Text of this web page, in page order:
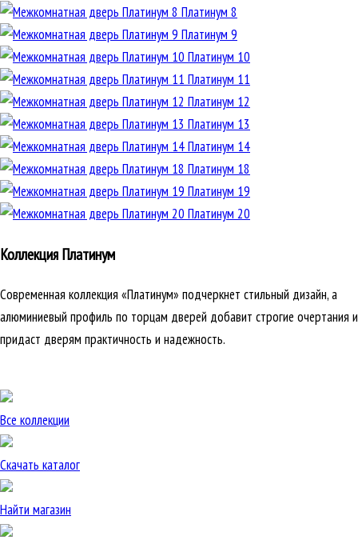
Платинум 8
Платинум 9
Платинум 10
Платинум 11
Платинум 12
Платинум 13
Платинум 14
Платинум 18
Платинум 19
Платинум 20
Коллекция Платинум
Современная коллекция «Платинум» подчеркнет стильный дизайн, а
алюминиевый профиль по торцам дверей добавит строгие очертания и
придаст дверям практичность и надежность.
Все коллекции
Скачать каталог
Найти магазин